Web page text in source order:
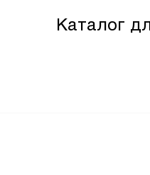
Каталог